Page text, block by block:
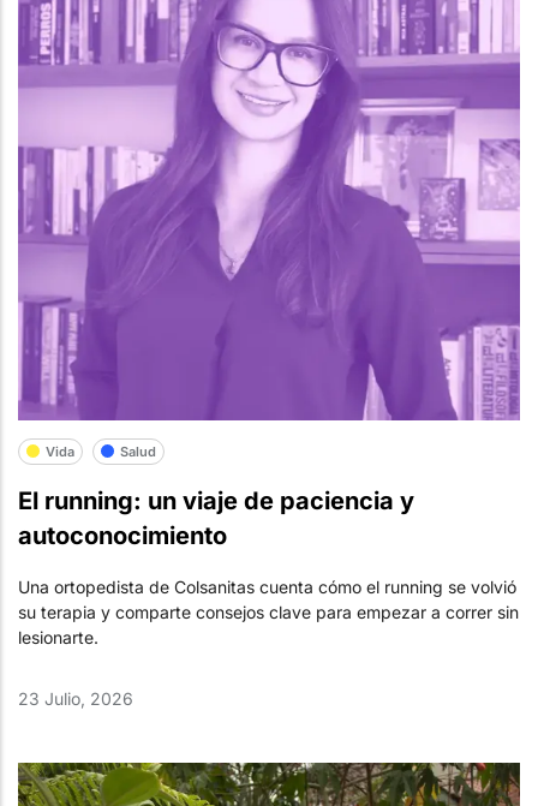
Vida Salud
El running: un viaje de paciencia y
autoconocimiento
Una ortopedista de Colsanitas cuenta cómo el running se volvió
su terapia y comparte consejos clave para empezar a correr sin
lesionarte.
23 Julio, 2026